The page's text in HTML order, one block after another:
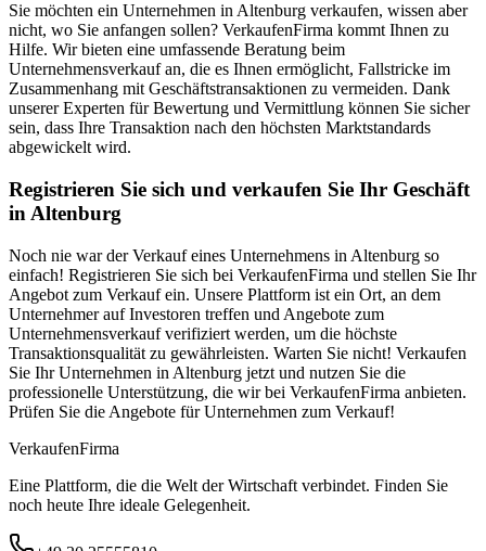
Sie möchten ein Unternehmen in Altenburg verkaufen, wissen aber
nicht, wo Sie anfangen sollen? VerkaufenFirma kommt Ihnen zu
Hilfe. Wir bieten eine umfassende Beratung beim
Unternehmensverkauf an, die es Ihnen ermöglicht, Fallstricke im
Zusammenhang mit Geschäftstransaktionen zu vermeiden. Dank
unserer Experten für Bewertung und Vermittlung können Sie sicher
sein, dass Ihre Transaktion nach den höchsten Marktstandards
abgewickelt wird.
Registrieren Sie sich und verkaufen Sie Ihr Geschäft
in Altenburg
Noch nie war der Verkauf eines Unternehmens in Altenburg so
einfach! Registrieren Sie sich bei VerkaufenFirma und stellen Sie Ihr
Angebot zum Verkauf ein. Unsere Plattform ist ein Ort, an dem
Unternehmer auf Investoren treffen und Angebote zum
Unternehmensverkauf verifiziert werden, um die höchste
Transaktionsqualität zu gewährleisten. Warten Sie nicht! Verkaufen
Sie Ihr Unternehmen in Altenburg jetzt und nutzen Sie die
professionelle Unterstützung, die wir bei VerkaufenFirma anbieten.
Prüfen Sie die Angebote für Unternehmen zum Verkauf!
VerkaufenFirma
Eine Plattform, die die Welt der Wirtschaft verbindet. Finden Sie
noch heute Ihre ideale Gelegenheit.